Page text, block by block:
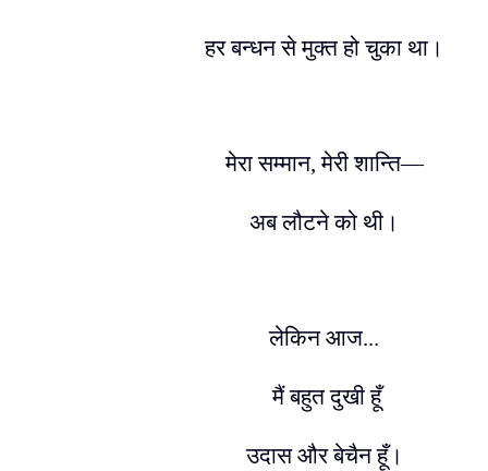
हर बन्धन से मुक्त हो चुका था।
मेरा सम्मान,मेरी शान्ति—
अब लौटने को थी।
लेकिन आज...
मैं बहुत दुखी हूँ
उदास और बेचैन हूँ।